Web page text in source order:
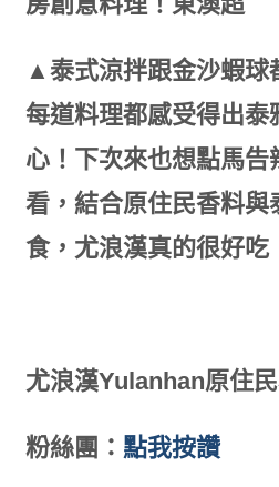
▲泰式涼拌跟金沙蝦球
每道料理都感受得出泰
心！下次來也想點馬告
看，結合原住民香料與
食，尤浪漢真的很好吃
尤浪漢Yulanhan原住民
粉絲團： 點我按讚